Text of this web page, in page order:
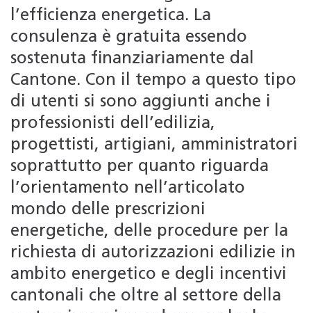
l’efficienza energetica. La
consulenza è gratuita essendo
sostenuta finanziariamente dal
Cantone. Con il tempo a questo tipo
di utenti si sono aggiunti anche i
professionisti dell’edilizia,
progettisti, artigiani, amministratori
soprattutto per quanto riguarda
l’orientamento nell’articolato
mondo delle prescrizioni
energetiche, delle procedure per la
richiesta di autorizzazioni edilizie in
ambito energetico e degli incentivi
cantonali che oltre al settore della